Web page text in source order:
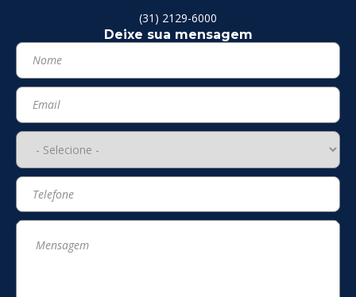
(31) 2129-6000
Deixe sua mensagem